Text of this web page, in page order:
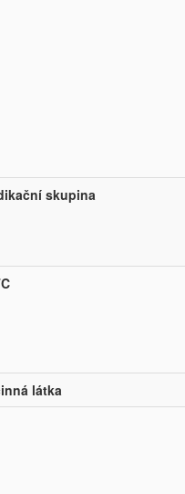
skupina
látka